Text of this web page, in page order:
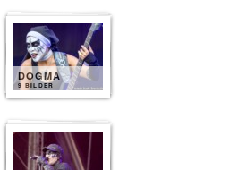
DOGMA
9 BILDER